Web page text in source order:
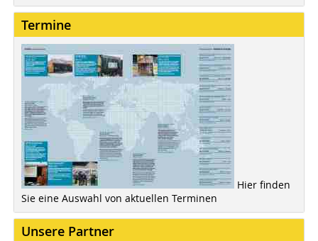
Termine
Hier finden
Sie eine Auswahl von aktuellen Terminen
Unsere Partner